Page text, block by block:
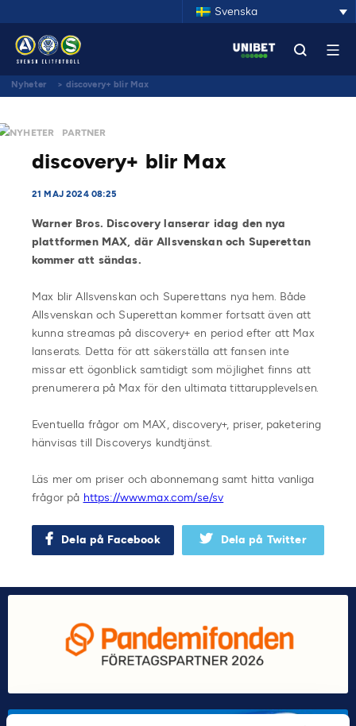
Svenska
Nyheter > discovery+ blir Max
NYHETER PARTNER
discovery+ blir Max
21 MAJ 2024 08:25
Warner Bros. Discovery lanserar idag den nya
plattformen MAX, där Allsvenskan och Superettan
kommer att sändas.
Max blir Allsvenskan och Superettans nya hem. Både
Allsvenskan och Superettan kommer fortsatt även att
kunna streamas på discovery+ en period efter att Max
lanserats. Detta för att säkerställa att fansen inte
missar ett ögonblick samtidigt som möjlighet finns att
prenumerera på Max för den ultimata tittarupplevelsen.
Eventuella frågor om MAX, discovery+, priser, paketering
hänvisas till Discoverys kundtjänst.
Läs mer om priser och abonnemang samt hitta vanliga
frågor på https://www.max.com/se/sv
Dela på Facebook Dela på Twitter